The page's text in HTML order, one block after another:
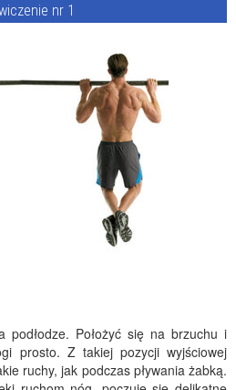
nr 1
podłodze. Położyć się na brzuchu i
prosto. Z takiej pozycji wyjściowej
ruchy, jak podczas pływania żabką.